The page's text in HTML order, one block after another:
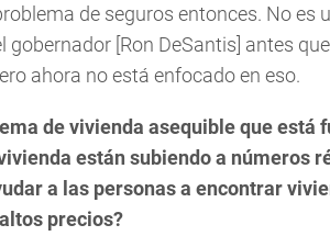
de seguros entonces. No es
gobernador [Ron DeSantis] antes
ahora no está enfocado en eso.
de vivienda asequible que está
están subiendo a números
a las personas a encontrar
precios?